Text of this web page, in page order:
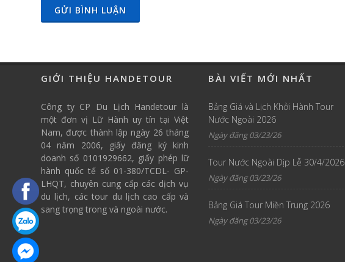
GỬI BÌNH LUẬN
GIỚI THIỆU HANDETOUR
Công ty CP Du Lịch Handetour là
một đơn vị Lữ Hành uy tín tại Việt
Nam, được thành lập ngày 26 tháng
04 năm 2006, giấy đăng ký kinh
doanh số 0101929662, giấy phép lữ
hành quốc tế số 01-380/TCDL- GP-
LHQT, chuyên cung cấp các dịch vụ
du lịch, các tour du lịch cao cấp và
sang trọng trong và ngoài nước.
BÀI VIẾT MỚI NHẤT
Bảng Giá và Lịch Khởi Hành Tour
Nước Ngoài 2026
Ngày đăng 03/23/26
Tour Nước Ngoài Dịp Lễ 30/4/2026
Ngày đăng 03/23/26
Bảng Giá Tour Miền Trung 2026
Ngày đăng 03/23/26